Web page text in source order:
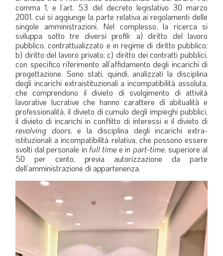
comma 1, e l’art. 53 del decreto legislativo 30 marzo
2001, cui si aggiunge la parte relativa ai regolamenti delle
singole amministrazioni. Nel complesso, la ricerca si
sviluppa sotto tre diversi profili: a) diritto del lavoro
pubblico, contrattualizzato e in regime di diritto pubblico;
b) diritto del lavoro privato; c) diritto dei contratti pubblici,
con specifico riferimento all’affidamento degli incarichi di
progettazione. Sono stati, quindi, analizzati la disciplina
degli incarichi extraistituzionali a incompatibilità assoluta,
che comprendono il divieto di svolgimento di attività
lavorative lucrative che hanno carattere di abitualità e
professionalità, il divieto di cumulo degli impieghi pubblici,
il divieto di incarichi in conflitto di interessi e il divieto di
revolving doors, e la disciplina degli incarichi extra-
istituzionali a incompatibilità relativa, che possono essere
svolti dal personale in full timee in part-time, superiore al
50 per cento, previa autorizzazione da parte
dell’amministrazione di appartenenza.